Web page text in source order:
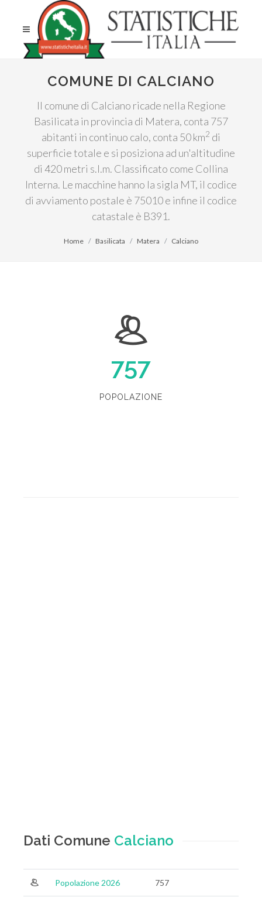
COMUNE DI CALCIANO
Il comune di Calciano ricade nella Regione
Basilicata in provincia di Matera, conta 757
abitanti in continuo calo, conta 50 km2 di
superficie totale e si posiziona ad un'altitudine
di 420 metri s.l.m. Classificato come Collina
Interna. Le macchine hanno la sigla MT, il codice
di avviamento postale è 75010 e infine il codice
catastale è B391.
Home Basilicata Matera Calciano
757
POPOLAZIONE
Dati Comune Calciano
Popolazione 2026 757